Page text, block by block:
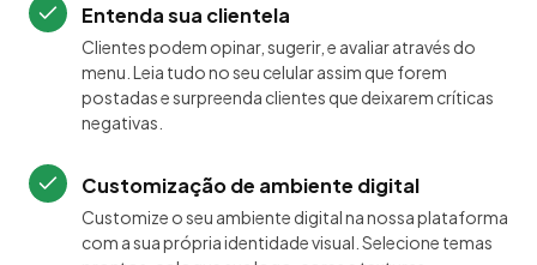
Entenda sua clientela
Clientes podem opinar, sugerir, e avaliar através do
menu. Leia tudo no seu celular assim que forem
postadas e surpreenda clientes que deixarem críticas
negativas.
Customização de ambiente digital
Customize o seu ambiente digital na nossa plataforma
com a sua própria identidade visual. Selecione temas